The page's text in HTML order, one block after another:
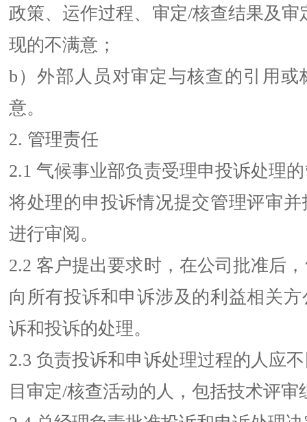
政策、运作过程、审定/核查结果及审
现的不满意；
b）外部人员对审定与核查的引用或
意。
2. 管理责任
2.1 气候事业部负责受理申投诉处理
将处理的申投诉情况提交管理评审
进行审阅。
2.2 客户提出要求时，在公司批准后
向所有投诉和申诉涉及的利益相关
诉和投诉的处理。
2.3 负责投诉和申诉处理过程的人应
目审定/核查活动的人，包括技术评审